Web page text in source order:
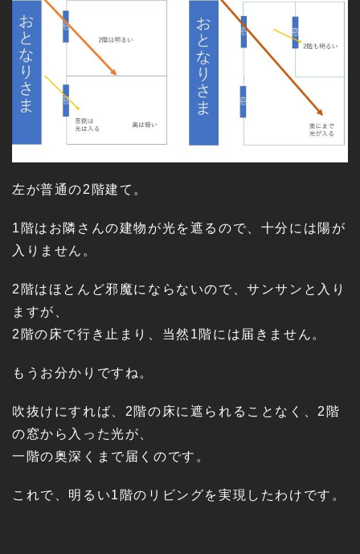
左が普通の2階建て。
1階はお隣さんの建物が光を遮るので、十分には陽が
入りません。
2階はほとんど邪魔にならないので、サンサンと入り
ますが、
2階の床で行き止まり、当然1階には届きません。
もうお分かりですね。
吹抜けにすれば、2階の床に遮られることなく、2階
の窓から入った光が、
一階の奥深くまで届くのです。
これで、明るい1階のリビングを実現したわけです。